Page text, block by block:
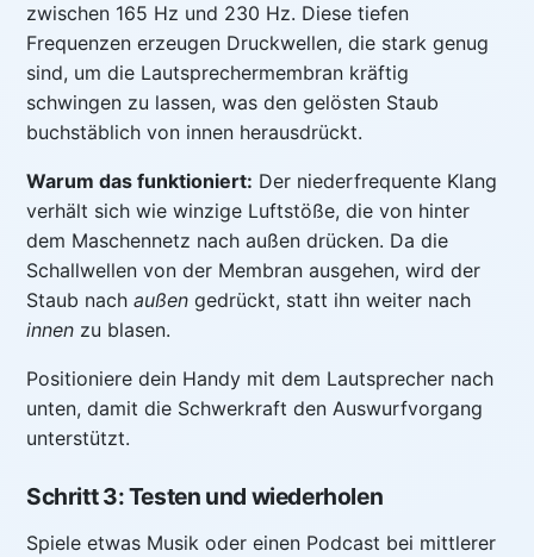
zwischen 165 Hz und 230 Hz. Diese tiefen
Frequenzen erzeugen Druckwellen, die stark genug
sind, um die Lautsprechermembran kräftig
schwingen zu lassen, was den gelösten Staub
buchstäblich von innen herausdrückt.
Warum das funktioniert: Der niederfrequente Klang
verhält sich wie winzige Luftstöße, die von hinter
dem Maschennetz nach außen drücken. Da die
Schallwellen von der Membran ausgehen, wird der
Staub nach außen gedrückt, statt ihn weiter nach
innen zu blasen.
Positioniere dein Handy mit dem Lautsprecher nach
unten, damit die Schwerkraft den Auswurfvorgang
unterstützt.
Schritt 3: Testen und wiederholen
Spiele etwas Musik oder einen Podcast bei mittlerer